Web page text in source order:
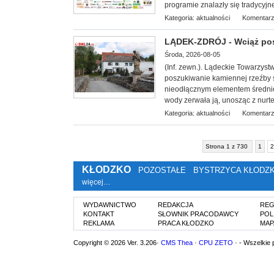
programie znalazły się
Kategoria: aktualności
LĄDEK-ZDRÓJ - Wciąż
Środa, 2026-08-05
(Inf. zewn.). Lądeckie Towarzy
poszukiwanie kamiennej rzeźby
nieodłącznym elementem
wody zerwała ją, unosząc z
Kategoria: aktualności
Strona 1 z 730 1 2
KŁODZKO POZOSTAŁE BYSTRZYCA
więcej…
WYDAWNICTWO
KONTAKT
REKLAMA
REDAKCJA
SŁOWNIK PRACODAWCY
PRACA KŁODZKO
Copyright © 2026 Ver. 3.206· CMS Thea · CPU ZETO · - Wszelkie